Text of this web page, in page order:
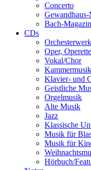
Concerto
Bach-Magazin
CDs
Oper,
Vokal/Chor
Kammermusik
Klavier- und
Geistliche
Orgelmusik
Alte Musik
Jazz
Klassische
Musik für
Musik für
Hörbuch/